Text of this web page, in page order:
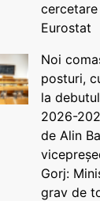
Eurostat
Noi
posturi,
la
2026-
de Alin
Gorj:
grav de